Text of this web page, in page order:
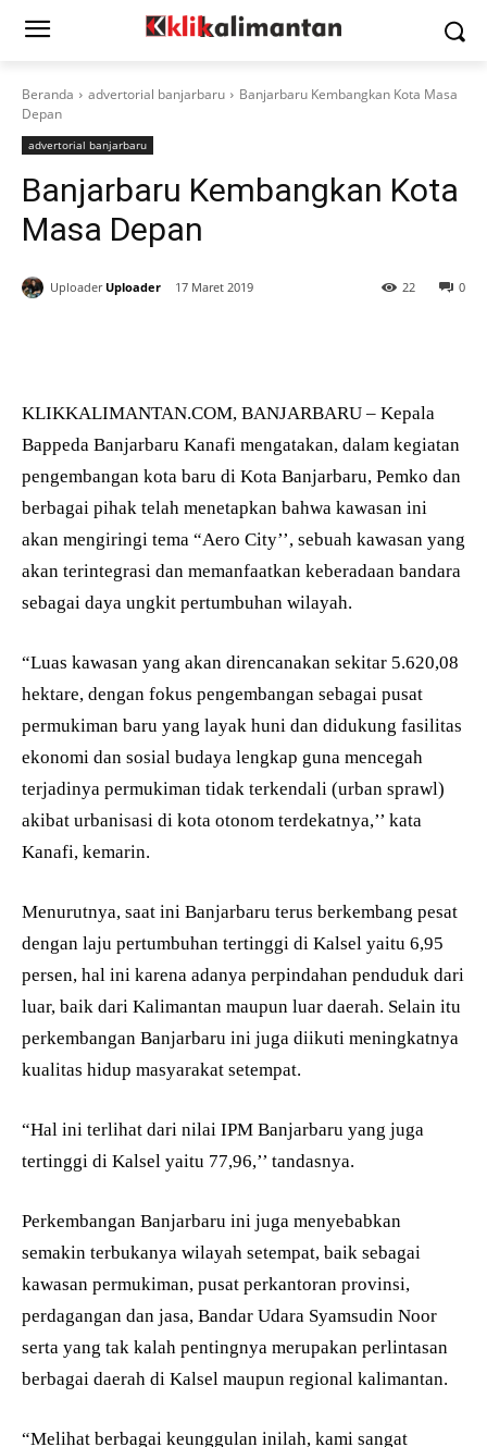
Beranda advertorial banjarbaru
Banjarbaru Kembangkan Kota Masa
Depan
advertorial banjarbaru
Banjarbaru Kembangkan Kota
Masa Depan
Uploader Uploader 17 Maret 2019 0
22
KLIKKALIMANTAN.COM, BANJARBARU – Kepala
Bappeda Banjarbaru Kanafi mengatakan, dalam kegiatan
pengembangan kota baru di Kota Banjarbaru, Pemko dan
berbagai pihak telah menetapkan bahwa kawasan ini
akan mengiringi tema “Aero City’’, sebuah kawasan yang
akan terintegrasi dan memanfaatkan keberadaan bandara
sebagai daya ungkit pertumbuhan wilayah.
“Luas kawasan yang akan direncanakan sekitar 5.620,08
hektare, dengan fokus pengembangan sebagai pusat
permukiman baru yang layak huni dan didukung fasilitas
ekonomi dan sosial budaya lengkap guna mencegah
terjadinya permukiman tidak terkendali (urban sprawl)
akibat urbanisasi di kota otonom terdekatnya,’’ kata
Kanafi, kemarin.
Menurutnya, saat ini Banjarbaru terus berkembang pesat
dengan laju pertumbuhan tertinggi di Kalsel yaitu 6,95
persen, hal ini karena adanya perpindahan penduduk dari
luar, baik dari Kalimantan maupun luar daerah. Selain itu
perkembangan Banjarbaru ini juga diikuti meningkatnya
kualitas hidup masyarakat setempat.
“Hal ini terlihat dari nilai IPM Banjarbaru yang juga
tertinggi di Kalsel yaitu 77,96,’’ tandasnya.
Perkembangan Banjarbaru ini juga menyebabkan
semakin terbukanya wilayah setempat, baik sebagai
kawasan permukiman, pusat perkantoran provinsi,
perdagangan dan jasa, Bandar Udara Syamsudin Noor
serta yang tak kalah pentingnya merupakan perlintasan
berbagai daerah di Kalsel maupun regional kalimantan.
“Melihat berbagai keunggulan inilah, kami sangat